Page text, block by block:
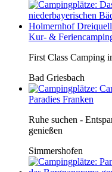
Kur- &
First Class Camping
Bad Griesbach
Paradies Franken
Ruhe suchen -
genießen
Simmershofen